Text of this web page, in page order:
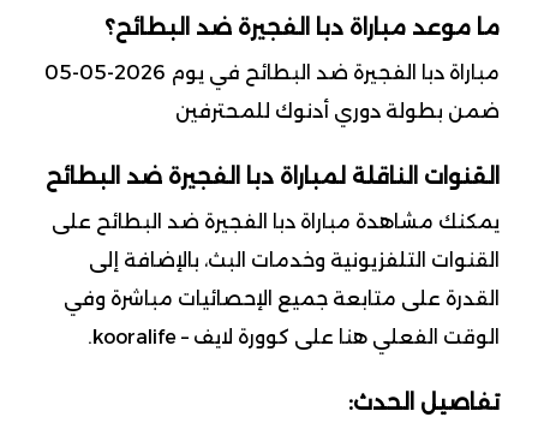
ما موعد مباراة دبا الفجيرة ضد البطائح؟
مباراة دبا الفجيرة ضد البطائح في يوم 2026-05-05
ضمن بطولة دوري أدنوك للمحترفين
القنوات الناقلة لمباراة دبا الفجيرة ضد البطائح
يمكنك مشاهدة مباراة دبا الفجيرة ضد البطائح على
القنوات التلفزيونية وخدمات البث، بالإضافة إلى
القدرة على متابعة جميع الإحصائيات مباشرة وفي
الوقت الفعلي هنا على كوورة لايف – kooralife.
تفاصيل الحدث: